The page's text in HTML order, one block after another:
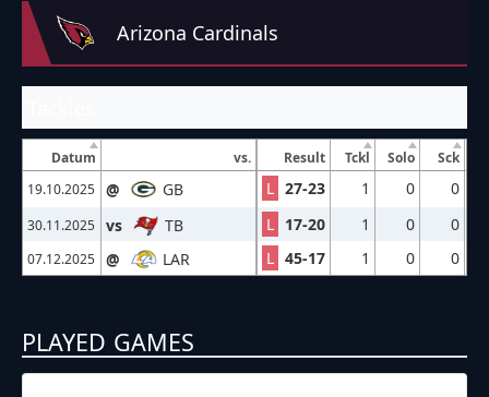
Arizona Cardinals
Datum vs. Result Tckl Solo
Sck
19.10.2025 @ GB L 27-23 1 0 0
30.11.2025 vs TB L 17-20 1 0 0
07.12.2025 @ LAR L 45-17 1 0 0
PLAYED GAMES